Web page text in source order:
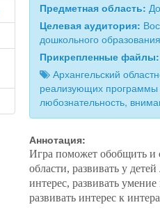
Предметная область:
Целевая аудитория:
дошкольного образования
Прикрепленные
Архангельский
реализующих программы
любознательность,
Аннотация:
Игра поможет обобщить и
области, развивать у
интерес, развивать
развивать интерес к